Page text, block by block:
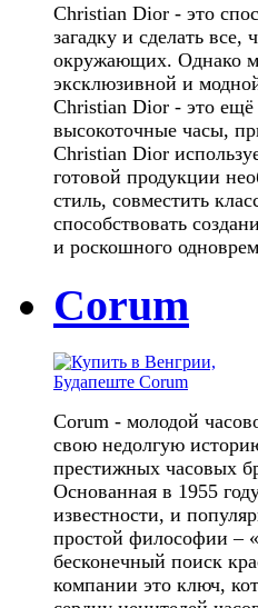
Christian Dior - это
загадку и сделать все,
окружающих. Однако
эксклюзивной и
Christian Dior - это ещё
высокоточные часы,
Christian Dior
готовой продукции
стиль, совместить
способствовать
и роскошного
Corum
Corum - молодой
свою недолгую
престижных часовых
Основанная в 1955
известности, и
простой философии –
бесконечный поиск
компании это ключ,